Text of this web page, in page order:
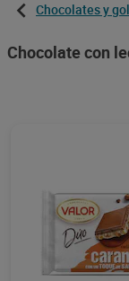
Chocolates y
Chocolate con